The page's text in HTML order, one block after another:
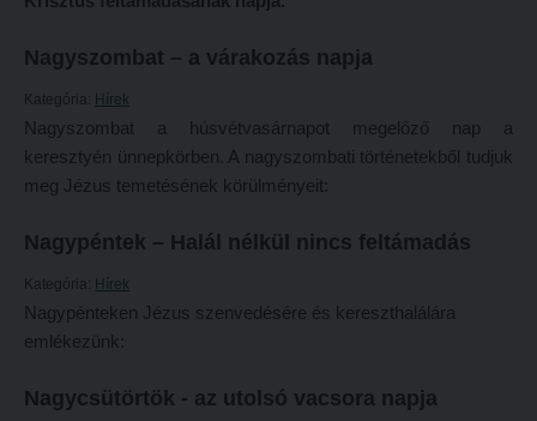
Tanulmányi tájékoztató
Tételsorok
Baleset-, munka- és tűzvédelmi megelőző ismeretek hallgatók részére
Moodle, Teams, Microsoft, eduID
ESEMÉNYEK
Simonyi-verseny
Psallite énekverseny
Tanulva tanítani
Kari pályázatok
Szakdolgozati tudnivalók
Tanulmányi határidők
Tanulmányi Osztály
Tételsorok
Moodle, Teams, Microsoft, eduID
Nagyszombat – a várakozás napja
Kategória: Hírek
Nagyszombat a húsvétvasárnapot megelőző nap a
keresztyén ünnepkörben. A nagyszombati történetekből tudjuk
meg Jézus temetésének körülményeit:
Nagypéntek – Halál nélkül nincs feltámadás
Kategória: Hírek
Nagypénteken Jézus szenvedésére és kereszthalálára
emlékezünk:
Nagycsütörtök - az utolsó vacsora napja